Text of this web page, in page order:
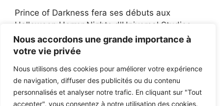
Nous accordons une grande importance à
votre vie privée
Nous utilisons des cookies pour améliorer votre expérience
de navigation, diffuser des publicités ou du contenu
personnalisés et analyser notre trafic. En cliquant sur "Tout
accepter", vous consentez à notre utilisation des cookies.
Prince of Darkness fera ses débuts aux
Halloween Horror Nights d'Universal Studios
Afroman poursuit un policier de l'Ohio après la
victoire du jury en diffamation